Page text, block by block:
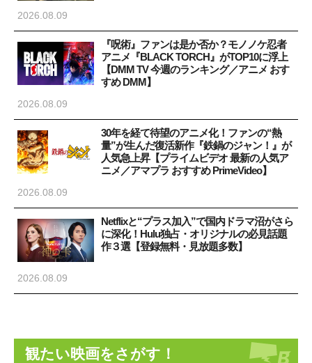
2026.08.09
『呪術』ファンは是か否か？モノノケ忍者
アニメ『BLACK TORCH』がTOP10に浮上
【DMM TV 今週のランキング／アニメ おす
すめ DMM】
2026.08.09
30年を経て待望のアニメ化！ファンの“熱
量”が生んだ復活新作『鉄鍋のジャン！』が
人気急上昇【プライムビデオ 最新の人気ア
ニメ／アマプラ おすすめ PrimeVideo】
2026.08.09
Netflixと“プラス加入”で国内ドラマ沼がさら
に深化！Hulu独占・オリジナルの必見話題
作３選【登録無料・見放題多数】
2026.08.09
観たい映画をさがす！